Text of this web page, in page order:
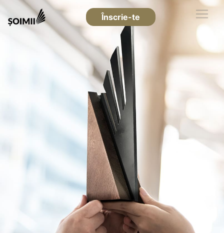
Înscrie-te